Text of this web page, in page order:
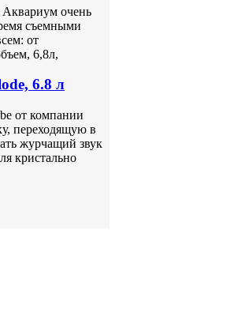
Аквариум очень
съемными
от
6,8л,
6.8 л
от компании
переходящую в
журчащий звук
кристально